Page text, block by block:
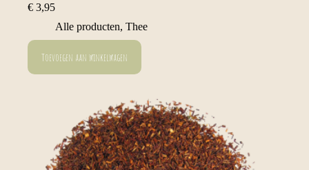
€ 3,95
Alle producten, Thee
Toevoegen aan winkelwagen